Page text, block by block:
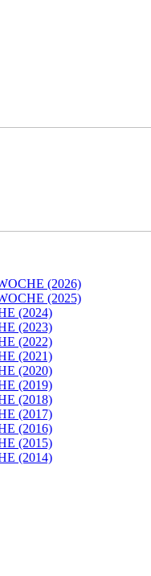
(2026)
(2025)
(2024)
(2023)
(2022)
(2021)
(2020)
(2019)
(2018)
(2017)
(2016)
(2015)
(2014)